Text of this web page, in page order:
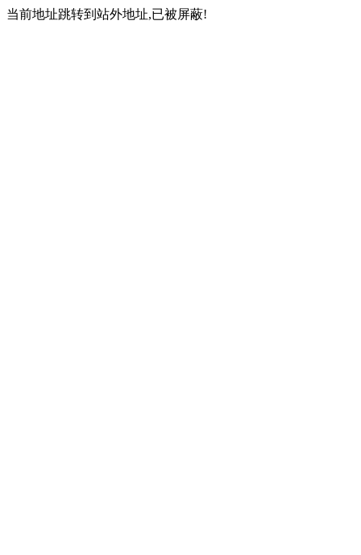
当前地址跳转到站外地址,已被屏蔽!